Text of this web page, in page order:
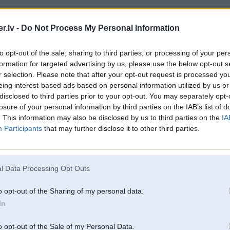
- Do Not Process My Personal Information
opt-out of the sale, sharing to third parties, or processing of your
for targeted advertising by us, please use the below opt-out
selection. Please note that after your opt-out request is processed
interest-based ads based on personal information utilized by us
to third parties prior to your opt-out. You may separately
of your personal information by third parties on the IAB’s list of
This information may also be disclosed by us to third parties on the
Participants that may further disclose it to other third parties.
Data Processing Opt Outs
opt-out of the Sharing of my personal data.
opt-out of the Sale of my Personal Data.
ratiem pa alko
kas nav saskāries, tas lai nerunā.
pēc maniem experimentiem ir sekojoši secinājumi:
No e34 var ielikt motoru iekš e30. otrādāk ne, jo nevarēs pieskrūvēt
Pac ar to saskāros. Tika uztaisītas speciālas plāksnes lai varētu "normāli"
btw kaut kur ir tās plāksnes vēl palikušas, ja nu kādu interesē.
-----------------
J.K.jr.bad.